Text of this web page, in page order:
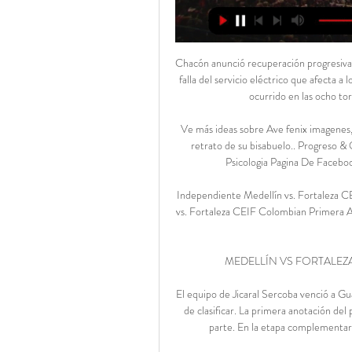
Chacón anunció recuperación progresiva del suministro eléctrico tras falla en la línea La Arenosa.. de la falla del servicio eléctrico que afecta a los estados Carabobo,. en esta región son producto del evento ocurrido en las ocho torres de la línea El Palital-El Furrial. Estamos …

Ve más ideas sobre Ave fenix imagenes, Ave fenix tatuaje y Ave fenix dibujo.. Reiko Senju era el vivo retrato de su bisabuelo.. Progreso & Oportunidades. Frases favoritas para compartir. Frases De Psicologia Pagina De Facebook Ya Desperte Velos El Alma Notas Sentimientos.

Independiente Medellín vs. Fortaleza CEIF (17 de Feb. Cobertura en vivo de Independiente Medellín vs. Fortaleza CEIF Colombian Primera A juego en ESPN (CO), incluye resultados en vivo, highlights y estadísticas ...

MEDELLÍN VS FORTALEZA - EN VIVO - LIGA BETPLAY YouTube YouTube

El equipo de Jicaral Sercoba venció a Guadalupe (2-0), resultado que los mantiene con vida en su afán de clasificar. La primera anotación del partido obra de Leonardo Adams al minuto 25' de la primera parte. En la etapa complementaria Jeffrey Valverde cerró el 2-0 final. Con la victoria el

Click aquí para ver en directo Millonarios vs. Once Caldas. Toda la Liga Postobón 3013 II en vivo, on line. Este sábado 17 de agosto Millonarios recibe a las 7:45 p.m en el estadio Nemesio Camacho El Campín a Once Caldas de Manizales en partido correspondiente a la cuarta fecha de la Liga

Servicios Y Soluciones Sa en Bucaramanga. Encuentre Sucursales, Teléfonos y Direcciones de Servicios Y Soluciones Sa en Páginas Amarillas. Toggle navigation Páginas Amarillas de Publicar es el Directorio más completo de Bucaramanga, Colombia.

Deportivo Binacional sumó una nueva victoria en el Guillermo Briceño de Juliaca y de la mano de Roberto Mosquera consiguió su tercera victoria consecutiva. El ‘Poderoso del Sur’ derrotó 4-0 a un Carlos A. Mannucci que presentó varias ausencias, entre ellas la de su arquero y figura Manuel Heredia.

Hoy comienza la 21ª temporada del CD Badajoz en 2B (*). Lo hacemos visitando uno de los mejores estadios del grupo y ante uno de los rivales llamados a ser favoritos para el título. El FC Cartagena, lleva varios años peleando por el ascenso y se ha quedado a un paso de conseguirlo.

estadísticas previas y datos en directo | Liga BetPlay I 2024 hace 1 día — Sigue el partido de hoy en directo entre Medellín vs Fortaleza de Liga BetPlay I 2024. Con marcador, goles, jugadas y resultado.

Bienvenidos a la retransmisión de la final de la Liga Águila entre Junior y Medellín en vivo y en directo online. El encuentro será en el Metropolitano a partir de las 19:00 horas. con el show de apertura de MR Black. Previa del Junior vs Medellín . Junior va en busca de su octava estrella en el fútbol colombiano.

Barcelona - Eibar « en: Mayo 21, 2017, 11:52:36 pm » Sorry pero se merece un post, el paseo de la vergüenza, el resumen de lo que ha sido la liga del barcelona, robo y aplauso de la afición del camp nou.

Guzman, Sofía LCTA W-9100/6 H-9255/0 A-1345/5 Weihmüller, María Constanza Hein, María Agustina Arrieta, Violeta Aldana I-9193/6 IKKERT, Camila Milena B-B117/3 Baldomá, Guillermina Andrea I-9208/8 Ilarregui, Maite Andrea B-B125/5 Bellomo, Tomás Lisandro I-9198/7 Ingaramo, Luján B-B121/6 Bellón, Facundo L-A068/7 Lozano Alevatto, Valentina.

Independiente Medellín - - Fortaleza CEIF en vivo Independiente Medellín se va a enfrentar a Fortaleza CEIF el 17 feb 2024 a las 23:05 UTC en el estadio Estadio Atanasio Girardot, en la ciudad de Medellin, ...

El Técnico Universitario ganó este lunes por 0-2 a Olmedo, que se quedó con las ganas de ingresar a la zona de clasificación. en el minuto 69, pues remató directo a las manos del portero Walter Chávez, que de esa manera salvó a su cuadro. Por. Universidad Católica 20 …

Vendo mesa de